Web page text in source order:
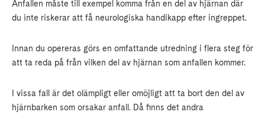
Anfallen måste till exempel komma från en del av hjärnan där
du inte riskerar att få neurologiska handikapp efter ingreppet.
Innan du opereras görs en omfattande utredning i flera steg för
att ta reda på från vilken del av hjärnan som anfallen kommer.
I vissa fall är det olämpligt eller omöjligt att ta bort den del av
hjärnbarken som orsakar anfall. Då finns det andra